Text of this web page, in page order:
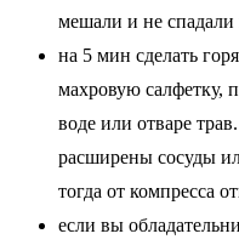
мешали и не спадали
на 5 мин сделать
махровую салфетку,
воде или отваре
расширены сосуды
тогда от компресса
если вы